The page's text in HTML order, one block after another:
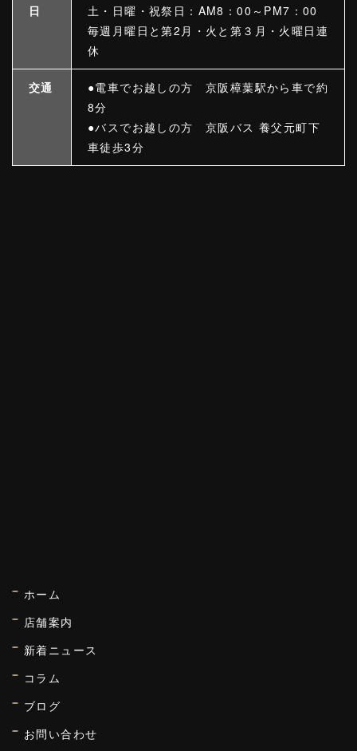
日
土・日曜・祝祭日：AM8：00～PM7：00
毎週月曜日と第2月・火と第３月・火曜日連
休
交通
●電車でお越しの方 京阪樟葉駅から車で約
8分
●バスでお越しの方 京阪バス 養父元町下
車徒歩3分
ホーム
店舗案内
新着ニュース
コラム
ブログ
お問い合わせ